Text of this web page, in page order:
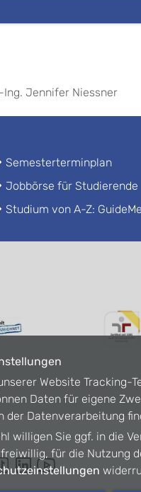
Ing. Jennifer Niessner
Semesterterminplan
Jobbörse für Studierende
Studium von A-Z: GuideMe
Website Tracking-
Daten für eigene
der Datenverarbeitung
willigen Sie ggf. in die
für die Nutzung